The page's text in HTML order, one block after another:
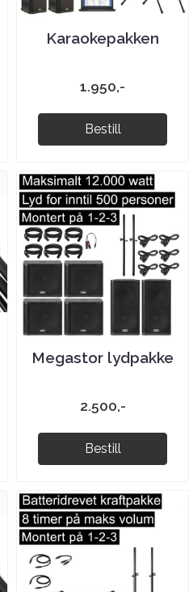
Karaokepakken
1.950,-
Bestill
Megastor lydpakke
2.500,-
Bestill